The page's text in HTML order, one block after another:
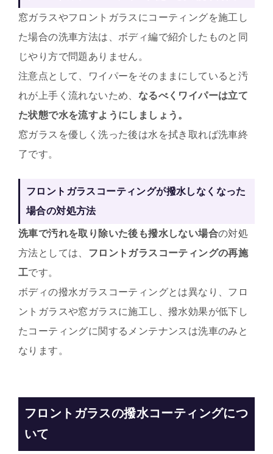
窓ガラスやフロントガラスにコーティングを施工し
た場合の洗車方法は、ボディ編で紹介したものと同
じやり方で問題ありません。
注意点として、ワイパーをそのままにしていると汚
れが上手く流れないため、 なるべくワイパーは立て
た状態で水を流すようにしましょう。
窓ガラスを優しく洗った後は水を拭き取れば洗車終
了です。
フロントガラスコーティングが撥水しなくなった
場合の対処方法
洗車で汚れを取り除いた後も撥水しない場合の対処
方法としては、 フロントガラスコーティングの再施
工です。
ボディの撥水ガラスコーティングとは異なり、フロ
ントガラスや窓ガラスに施工し、撥水効果が低下し
たコーティングに関するメンテナンスは洗車のみと
なります。
フロントガラスの撥水コーティングにつ
いて